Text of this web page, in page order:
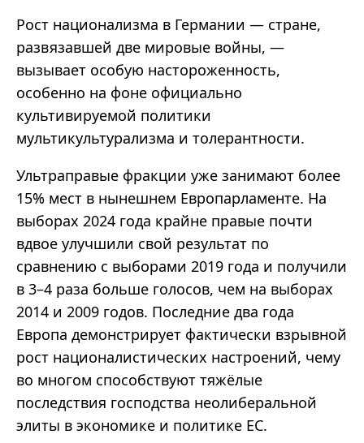
Рост национализма в Германии — стране,
развязавшей две мировые войны, —
вызывает особую настороженность,
особенно на фоне официально
культивируемой политики
мультикультурализма и толерантности.
Ультраправые фракции уже занимают более
15% мест в нынешнем Европарламенте. На
выборах 2024 года крайне правые почти
вдвое улучшили свой результат по
сравнению с выборами 2019 года и получили
в 3–4 раза больше голосов, чем на выборах
2014 и 2009 годов. Последние два года
Европа демонстрирует фактически взрывной
рост националистических настроений, чему
во многом способствуют тяжёлые
последствия господства неолиберальной
элиты в экономике и политике ЕС.